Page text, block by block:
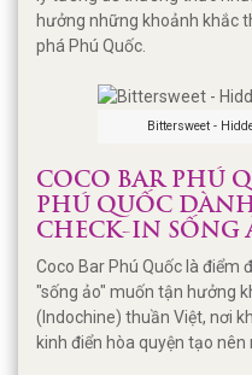
hưởng những khoảnh khắc
phá Phú Quốc.
Bittersweet -
COCO BAR PHÚ
PHÚ QUỐC
CHECK-IN SỐNG
Coco Bar Phú Quốc là điểm
"sống ảo" muốn tận hưởng
(Indochine) thuần Việt, nơi
kinh điển hòa quyện tạo